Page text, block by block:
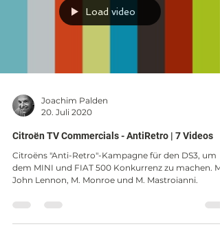
Load video
Joachim Palden
20. Juli 2020
Citroën TV Commercials - AntiRetro | 7 Videos
Citroëns "Anti-Retro"-Kampagne für den DS3, um
dem MINI und FIAT 500 Konkurrenz zu machen.
John Lennon, M. Monroe und M. Mastroianni.